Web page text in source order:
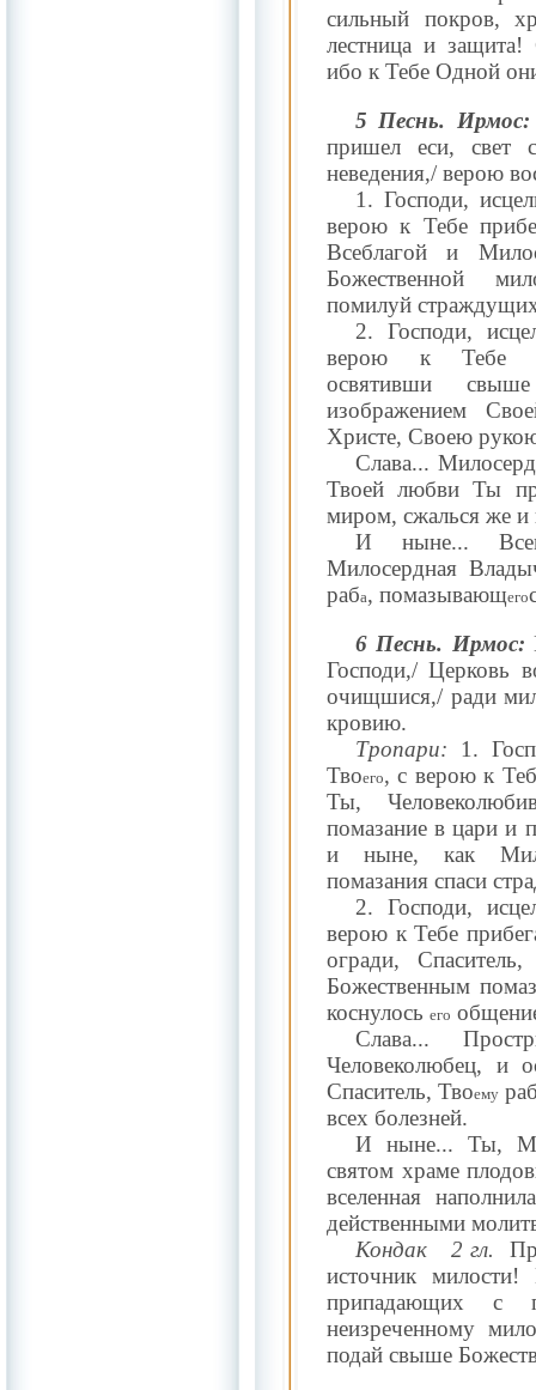
сильный покров,
лестница и
ибо к Тебе Одной
5 Песнь. Ирмос:
пришел еси, свет
неведения,/ верою
1. Господи,
верою к Тебе
Всеблагой и
Божественной
помилуй
2. Господи,
верою к Тебе
освятивши
изображением
Христе, Своею
Слава...
Твоей любви Ты
миром, сжалься же и
И ныне...
Милосердная
раба, помазывающего
6 Песнь. Ирмос:
Господи,/ Церковь
очищшися,/ ради
кровию.
Тропари: 1.
Твоего, с верою к
Ты,
помазание в цари и
и ныне, как
помазания спаси
2. Господи,
верою к Тебе
огради,
Божественным
коснулось его
Слава...
Человеколюбец, и
Спаситель, Твоему
всех болезней.
И ныне... Ты,
святом храме
вселенная
действенными
Кондак
2 гл.
источник милости!
припадающих с
неизреченному
подай свыше